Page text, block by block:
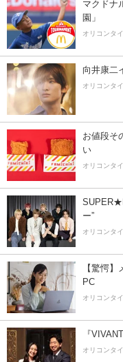
マクドナ
園」
オリコンタ
向井康二
オリコンタ
お値段そ
い
オリコンタ
ー”
オリコンタ
【驚愕
PC
オリコンタ
『
オリコンタ